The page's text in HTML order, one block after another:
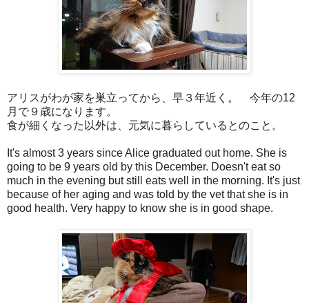
アリスがわが家を巣立ってから、早３年近く。 今年の12
月で９歳になります。
食が細くなった以外は、元気に暮らしているとのこと。
It's almost 3 years since Alice graduated out home. She is
going to be 9 years old by this December. Doesn't eat so
much in the evening but still eats well in the morning. It's just
because of her aging and was told by the vet that she is in
good health. Very happy to know she is in good shape.